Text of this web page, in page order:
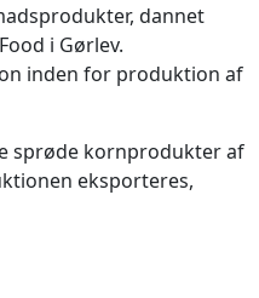
dannet
i Gørlev.
inden for produktion af
sprøde kornprodukter af
eksporteres,